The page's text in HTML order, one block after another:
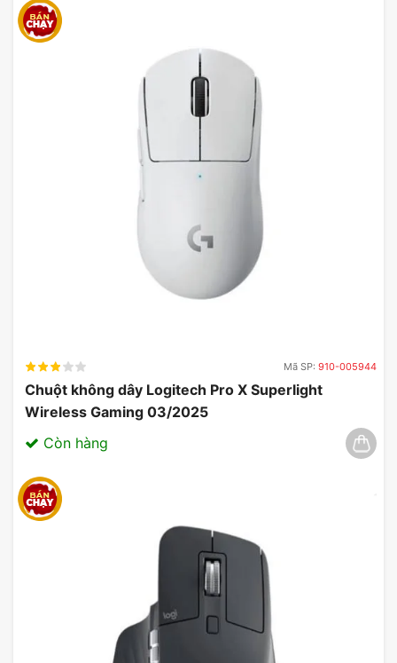
Mã SP: 910-005944
Chuột không dây Logitech Pro X Superlight
Wireless Gaming 03/2025
Còn hàng